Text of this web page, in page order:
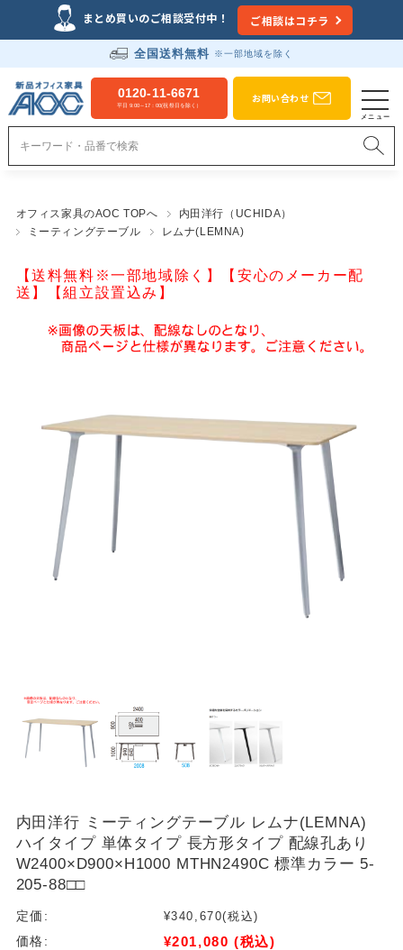
まとめ買いのご相談受付中！ ご相談はコチラ
全国送料無料 ※一部地域を除く
0120-11-6671
平日 9:00～17：00(祝祭日を除く）
お問い合わせ
オフィス家具のAOC TOPへ
内田洋行（UCHIDA）
ミーティングテーブル
レムナ(LEMNA)
【送料無料※一部地域除く】【安心のメーカー配
送】【組立設置込み】
内田洋行 ミーティングテーブル レムナ(LEMNA)
ハイタイプ 単体タイプ 長方形タイプ 配線孔あり
W2400×D900×H1000 MTHN2490C 標準カラー 5-
205-88□□
定価: ¥340,670(税込)
価格:
¥201,080 (税込)